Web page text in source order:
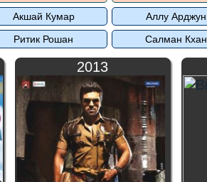
Акшай Кумар Аллу Арджун
Ритик Рошан Салман Кхан
2013